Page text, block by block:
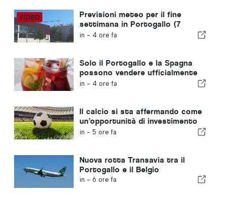
Previsioni meteo per il fine
settimana in Portogallo (7
agosto): cosa aspettarsi in
in - 4 ore fa
Solo il Portogallo e la Spagna
possono vendere ufficialmente
la “sangria” con quel nome
in - 4 ore fa
Il calcio si sta affermando come
un’opportunità di investimento
in crescita in tutta Europa
in - 5 ore fa
Nuova rotta Transavia tra il
Portogallo e il Belgio
in - 6 ore fa